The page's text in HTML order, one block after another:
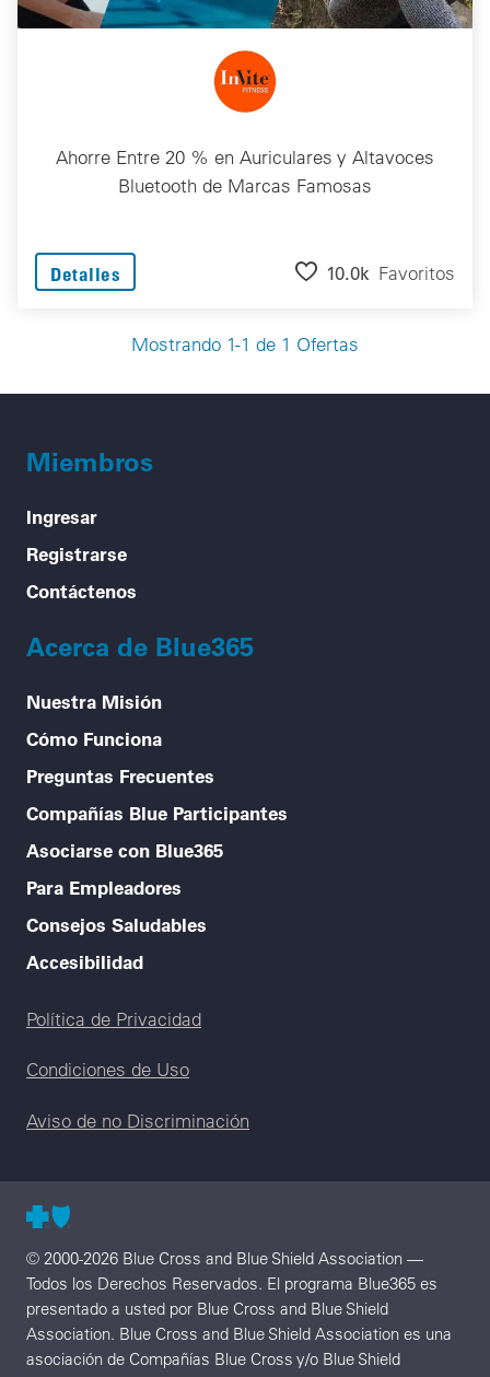
Ahorre Entre 20 % en Auriculares y Altavoces
Bluetooth de Marcas Famosas
Detalles 10.0k Favoritos
Mostrando 1-1 de 1 Ofertas
Miembros
Ingresar
Registrarse
Contáctenos
Acerca de Blue365
Nuestra Misión
Cómo Funciona
Preguntas Frecuentes
Compañías Blue Participantes
Asociarse con Blue365
Para Empleadores
Consejos Saludables
Accesibilidad
Legal menu
Política de Privacidad
Condiciones de Uso
Aviso de no Discriminación
© 2000-2026 Blue Cross and Blue Shield Association —
Todos los Derechos Reservados. El programa Blue365 es
presentado a usted por Blue Cross and Blue Shield
Association. Blue Cross and Blue Shield Association es una
asociación de Compañías Blue Cross y/o Blue Shield